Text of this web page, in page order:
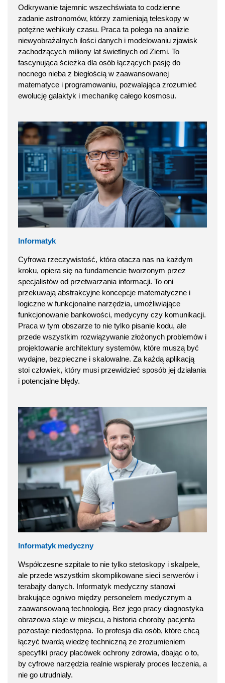
Odkrywanie tajemnic wszechświata to codzienne
zadanie astronomów, którzy zamieniają teleskopy w
potężne wehikuły czasu. Praca ta polega na analizie
niewyobrażalnych ilości danych i modelowaniu zjawisk
zachodzących miliony lat świetlnych od Ziemi. To
fascynująca ścieżka dla osób łączących pasję do
nocnego nieba z biegłością w zaawansowanej
matematyce i programowaniu, pozwalająca zrozumieć
ewolucję galaktyk i mechanikę całego kosmosu.
Informatyk
Cyfrowa rzeczywistość, która otacza nas na każdym
kroku, opiera się na fundamencie tworzonym przez
specjalistów od przetwarzania informacji. To oni
przekuwają abstrakcyjne koncepcje matematyczne i
logiczne w funkcjonalne narzędzia, umożliwiające
funkcjonowanie bankowości, medycyny czy komunikacji.
Praca w tym obszarze to nie tylko pisanie kodu, ale
przede wszystkim rozwiązywanie złożonych problemów i
projektowanie architektury systemów, które muszą być
wydajne, bezpieczne i skalowalne. Za każdą aplikacją
stoi człowiek, który musi przewidzieć sposób jej działania
i potencjalne błędy.
Informatyk medyczny
Współczesne szpitale to nie tylko stetoskopy i skalpele,
ale przede wszystkim skomplikowane sieci serwerów i
terabajty danych. Informatyk medyczny stanowi
brakujące ogniwo między personelem medycznym a
zaawansowaną technologią. Bez jego pracy diagnostyka
obrazowa staje w miejscu, a historia choroby pacjenta
pozostaje niedostępna. To profesja dla osób, które chcą
łączyć twardą wiedzę techniczną ze zrozumieniem
specyfiki pracy placówek ochrony zdrowia, dbając o to,
by cyfrowe narzędzia realnie wspierały proces leczenia, a
nie go utrudniały.